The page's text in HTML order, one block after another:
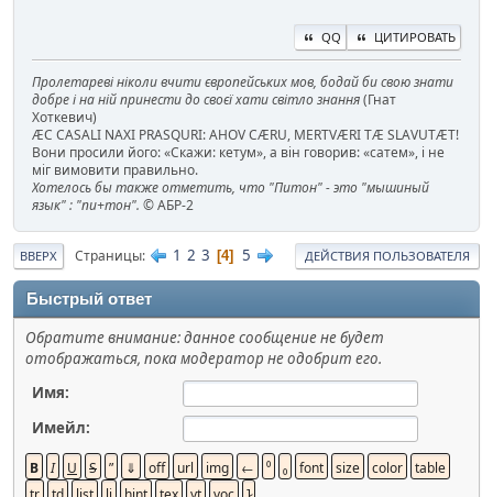
QQ ЦИТИРОВАТЬ
Пролетареві ніколи вчити європейських мов, бодай би свою знати
добре і на ній принести до своєї хати світло знання(Гнат
Хоткевич)
ÆC CASALI NAXI PRASQURI: AHOV CÆRU, MERTVÆRI TÆ SLAVUTÆT!
Вони просили його: «Скажи: кетум», а він говорив: «сатем», і не
міг вимовити правильно.
Хотелось бы также отметить, что "Питон" - это "мышиный
язык" : "пи+тон". © АБР-2
ВВЕРХ Страницы 1 2 3 4 5 ДЕЙСТВИЯ ПОЛЬЗОВАТЕЛЯ
Быстрый ответ
Обратите внимание: данное сообщение не будет
отображаться, пока модератор не одобрит его.
Имя:
Имейл: